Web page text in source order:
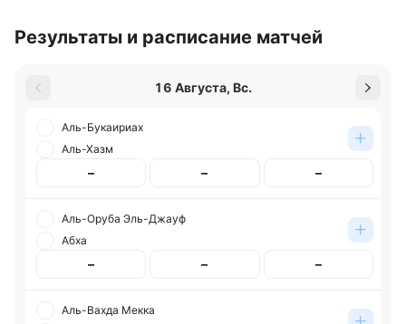
Формат турнира предусматривает игры на
Результаты и расписание матчей
16 Августа, Вс.
Аль-Букаириах
Аль-Хазм
– – –
Аль-Оруба Эль-Джауф
Абха
– – –
Аль-Вахда Мекка